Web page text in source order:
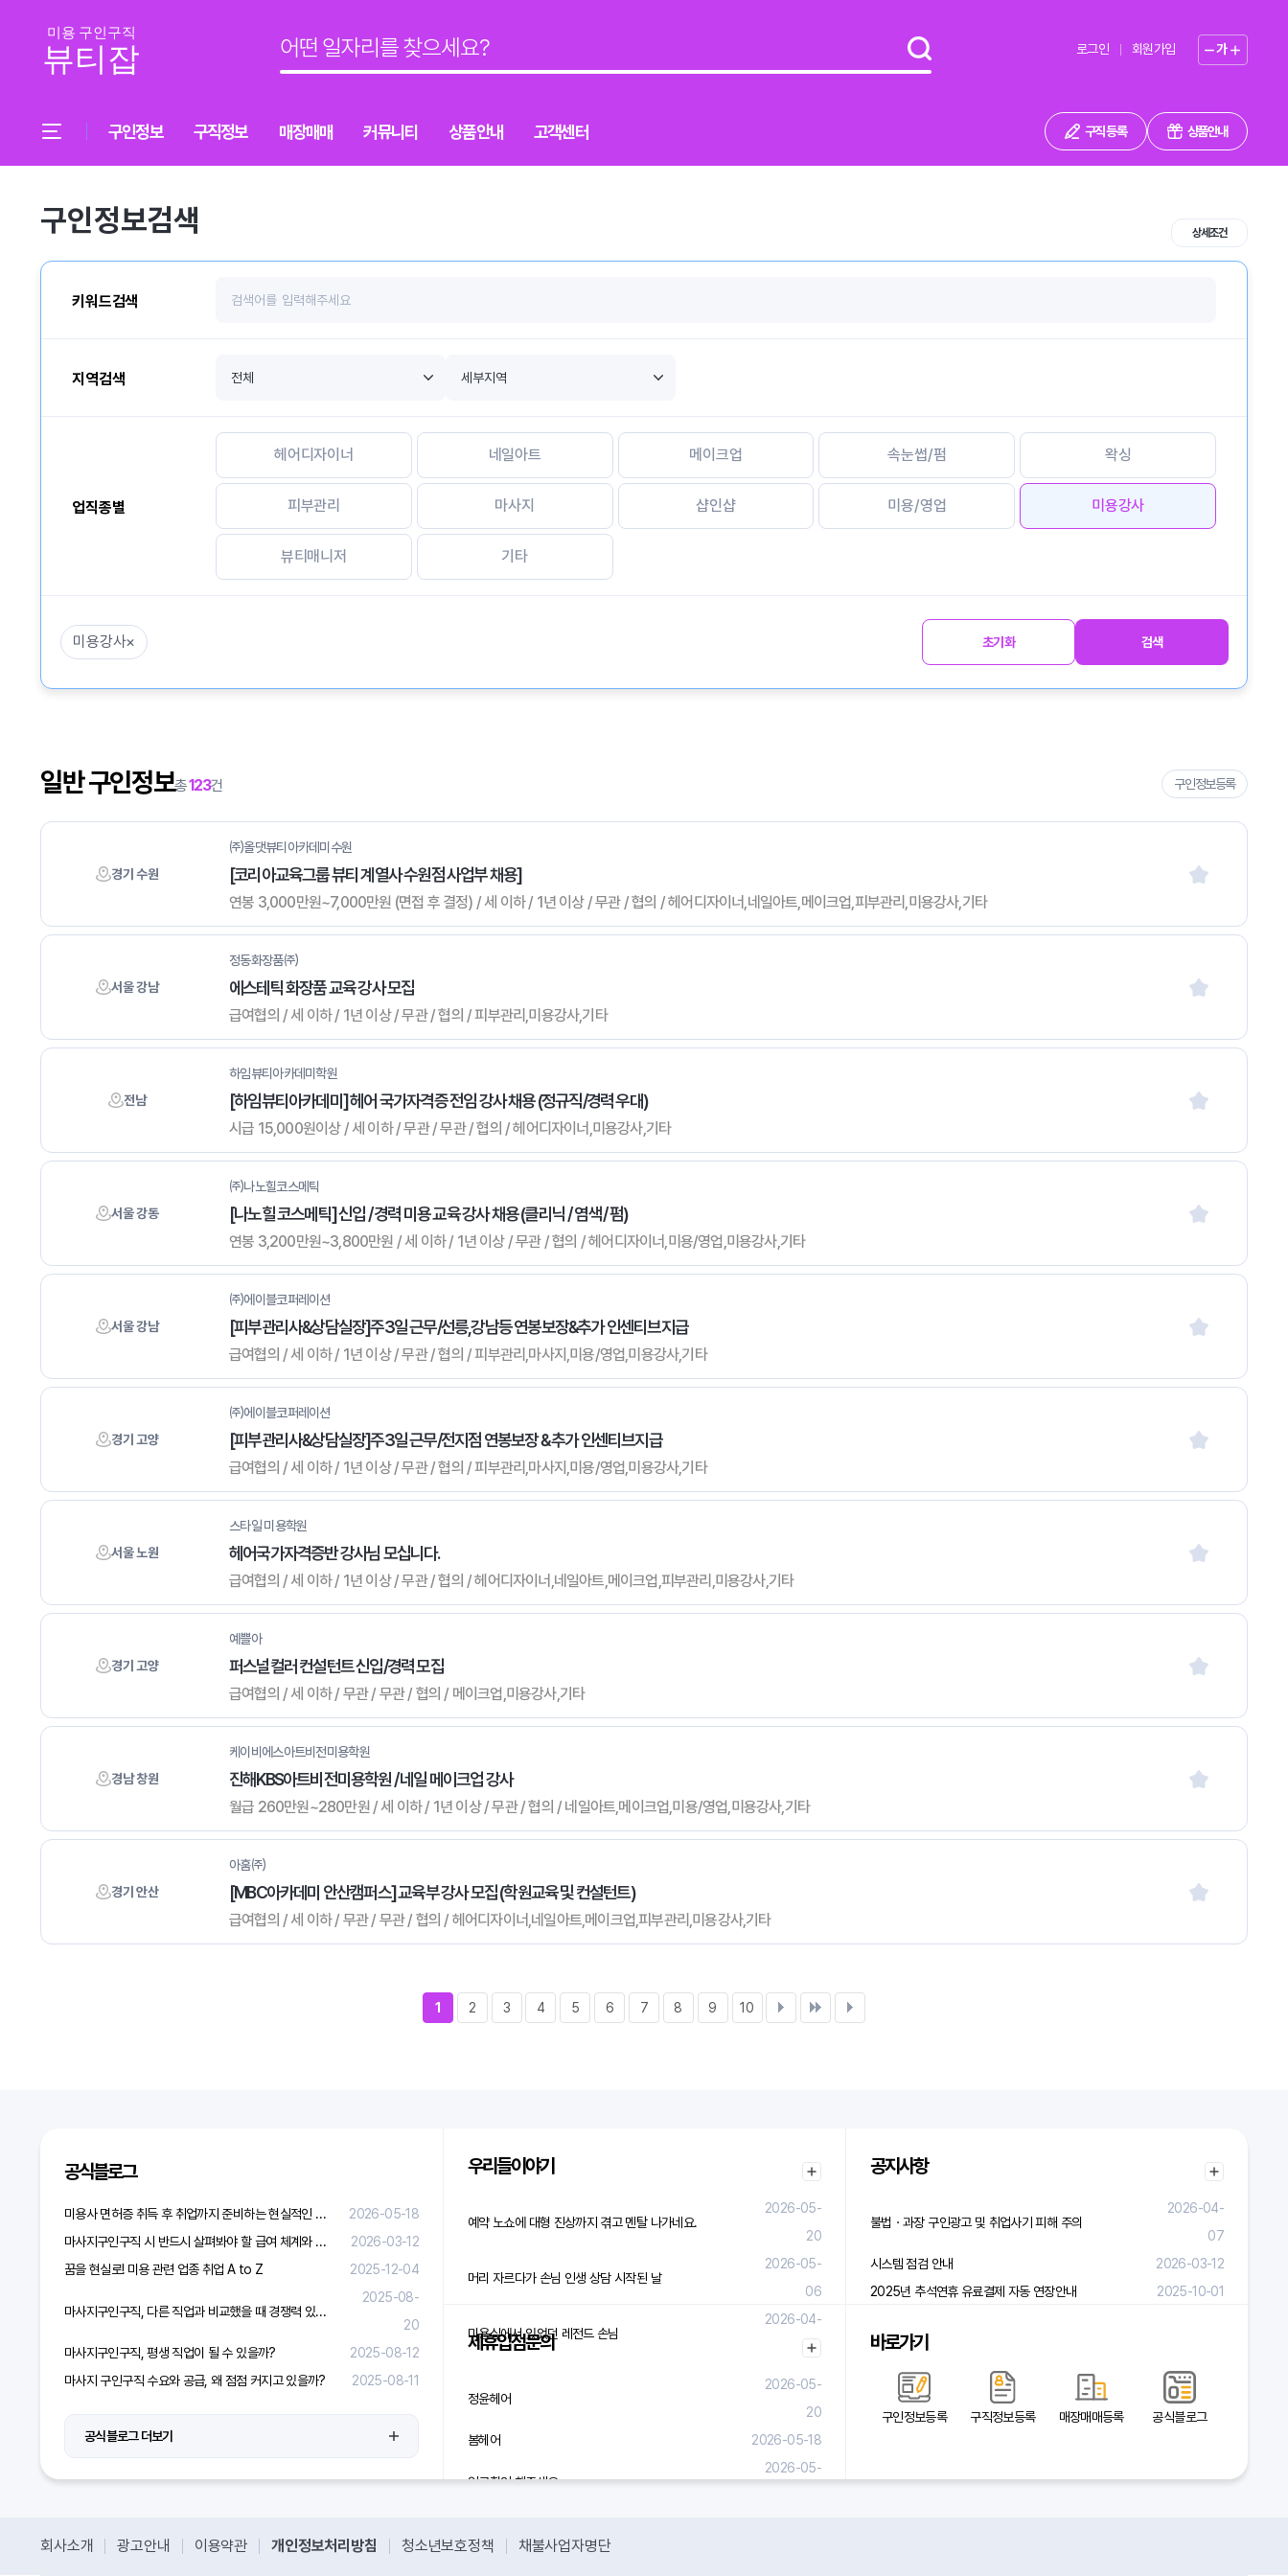
로그인 회원가입 가
구인정보 구직정보 매장매매 커뮤니티 상품안내 고객센터 구직 등록 상품안내
구인정보검색 상세조건
키워드검색
지역검색
업직종별
헤어디자이너 네일아트 메이크업 속눈썹/펌 왁싱
피부관리 마사지 샵인샵 미용/영업 미용강사
뷰티매니저 기타
초기화 검색
미용강사×
일반 구인정보총123건 구인정보등록
경기 수원
㈜올댓뷰티아카데미수원
[코리아교육그룹 뷰티 계열사 수원점 사업부 채용]
연봉 3,000만원~7,000만원 (면접 후 결정) / 세 이하 / 1년 이상 / 무관 / 협의 / 헤어디자이너,네일아트,메이크업,피부관리,미용강사,기타
서울 강남
정동화장품㈜
에스테틱 화장품 교육 강사 모집
급여협의 / 세 이하 / 1년 이상 / 무관 / 협의 / 피부관리,미용강사,기타
전남
하임뷰티아카데미학원
[하임뷰티아카데미] 헤어 국가자격증 전임 강사 채용 (정규직/경력 우대)
시급 15,000원이상 / 세 이하 / 무관 / 무관 / 협의 / 헤어디자이너,미용강사,기타
서울 강동
㈜나노힐코스메틱
[나노힐 코스메틱] 신입 / 경력 미용 교육 강사 채용 (클리닉 / 염색 / 펌)
연봉 3,200만원~3,800만원 / 세 이하 / 1년 이상 / 무관 / 협의 / 헤어디자이너,미용/영업,미용강사,기타
서울 강남
㈜에이블코퍼레이션
[피부관리사&상담실장]주3일 근무/선릉,강남등 연봉보장&추가 인센티브지급
급여협의 / 세 이하 / 1년 이상 / 무관 / 협의 / 피부관리,마사지,미용/영업,미용강사,기타
경기 고양
㈜에이블코퍼레이션
[피부관리사&상담실장]주3일 근무/전지점 연봉보장 & 추가 인센티브지급
급여협의 / 세 이하 / 1년 이상 / 무관 / 협의 / 피부관리,마사지,미용/영업,미용강사,기타
서울 노원
스타일 미용학원
헤어국가자격증반 강사님 모십니다.
급여협의 / 세 이하 / 1년 이상 / 무관 / 협의 / 헤어디자이너,네일아트,메이크업,피부관리,미용강사,기타
경기 고양
예쁠아
퍼스널컬러 컨설턴트 신입/경력 모집
급여협의 / 세 이하 / 무관 / 무관 / 협의 / 메이크업,미용강사,기타
경남 창원
케이비에스아트비전미용학원
진해KBS아트비전미용학원 / 네일 메이크업 강사
월급 260만원~280만원 / 세 이하 / 1년 이상 / 무관 / 협의 / 네일아트,메이크업,미용/영업,미용강사,기타
경기 안산
아훔㈜
[MBC아카데미 안산캠퍼스] 교육부 강사 모집 (학원교육 및 컨설턴트)
급여협의 / 세 이하 / 무관 / 무관 / 협의 / 헤어디자이너,네일아트,메이크업,피부관리,미용강사,기타
1 2 3 4 5 6 7 8 9 10
공식블로그
미용사 면허증 취득 후 취업까지 준비하는 현실적인 방법
2026-05-18
마사지구인구직 시 반드시 살펴봐야 할 급여 체계와 합리적 보상 가이드
2026-03-12
꿈을 현실로! 미용 관련 업종 취업 A to Z
2025-12-04
마사지구인구직, 다른 직업과 비교했을 때 경쟁력 있을까?
2025-08-
20
마사지구인구직, 평생 직업이 될 수 있을까?
2025-08-12
마사지 구인구직 수요와 공급, 왜 점점 커지고 있을까?
2025-08-11
공식블로그 더보기
우리들이야기
예약 노쇼에 대형 진상까지 겪고 멘탈 나가네요.
2026-05-
20
머리 자르다가 손님 인생 상담 시작된 날
2026-05-
06
미용실에서 있었던 레전드 손님
2026-04-
29
제휴입점문의
정윤헤어
2026-05-
20
봄헤어
2026-05-18
입금확인 해주세요.
2026-05-
공지사항
불법ㆍ과장 구인광고 및 취업사기 피해 주의
2026-04-
07
시스템 점검 안내
2026-03-12
2025년 추석연휴 유료결제 자동 연장안내
2025-10-01
바로가기
구인정보등록 구직정보등록 매장매매등록 공식블로그
회사소개 광고안내 이용약관 개인정보처리방침 청소년보호정책 채불사업자명단